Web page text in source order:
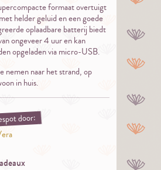
formaat overtuigt
helder geluid en een goede
oplaadbare batterij biedt
ongeveer 4 uur en kan
opgeladen via micro-USB.
nemen naar het strand, op
in huis.
door: